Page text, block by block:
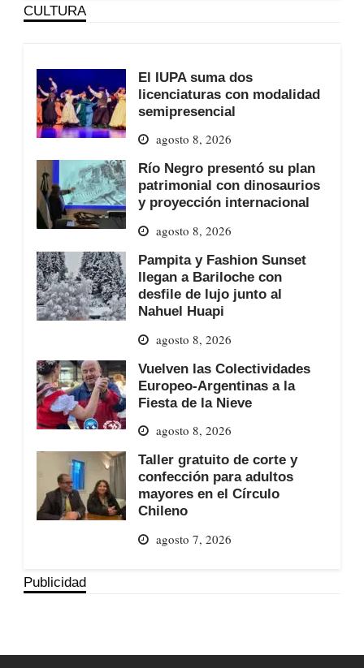
CULTURA
El IUPA suma dos
licenciaturas con modalidad
semipresencial
agosto 8, 2026
Río Negro presentó su plan
patrimonial con dinosaurios
y proyección internacional
agosto 8, 2026
Pampita y Fashion Sunset
llegan a Bariloche con
desfile de lujo junto al
Nahuel Huapi
agosto 8, 2026
Vuelven las Colectividades
Europeo-Argentinas a la
Fiesta de la Nieve
agosto 8, 2026
Taller gratuito de corte y
confección para adultos
mayores en el Círculo
Chileno
agosto 7, 2026
Publicidad